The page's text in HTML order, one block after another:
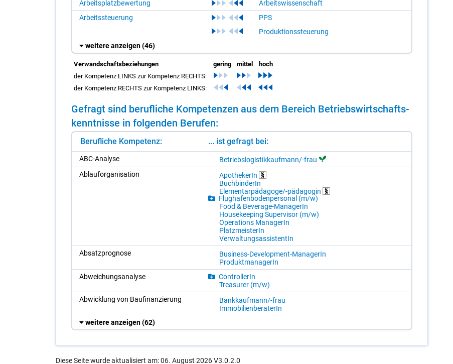
Arbeitsplatzbewertung
Arbeitswissenschaft
Arbeitssteuerung
PPS
Produktionssteuerung
weitere anzeigen(46)
Verwandschaftsbeziehungen gering mittel
hoch
der Kompetenz LINKS zur Kompetenz RECHTS:
der Kompetenz RECHTS zur Kompetenz LINKS:
Ge­fragt sind be­ruf­li­che Kom­pe­ten­zen aus dem Be­reich Be­triebs­wirt­schafts­
kennt­nis­se in fol­gen­den Be­ru­fen:
Berufliche Kompetenz: ... ist gefragt bei:
ABC-Ana­ly­se
Be­triebs­lo­gis­tik­kauf­mann/-​frau
Ab­lauf­or­ga­ni­sa­ti­on
Apo­the­ke­rIn
Buch­bin­de­rIn
Ele­men­tar­päd­ago­ge/-​päd­ago­gin
Flug­ha­fen­bo­den­per­so­nal (m/​w)
Food & Be­ver­age-Ma­na­ge­rIn
Hou­se­ke­eping Su­per­vi­sor (m/​w)
Ope­ra­ti­ons Ma­na­ge­rIn
Platz­meis­te­rIn
Ver­wal­tungs­as­sis­ten­tIn
Ab­satz­pro­gno­se
Busi­ness-De­ve­lop­ment-Ma­na­ge­rIn
Pro­dukt­ma­na­ge­rIn
Ab­wei­chungs­ana­ly­se
Con­trol­le­rIn
Tre­a­su­rer (m/​w)
Ab­wick­lung von Bau­fi­nan­zie­rung
Bank­kauf­mann/-​frau
Im­mo­bi­li­en­be­ra­te­rIn
weitere anzeigen(62)
Diese Seite wurde aktualisiert am: 06. August 2026 V3.0.2.0